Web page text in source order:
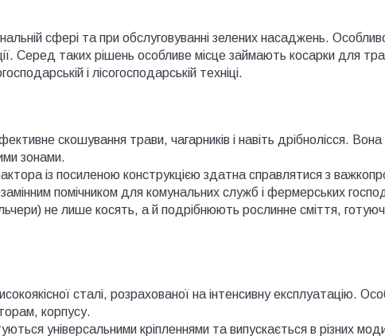
сфері та при обслуговуванні зелених насаджень.
Серед таких рішень особливе місце займають косарки для
і лісогосподарській техніці.
скошування трави, чагарників і навіть дрібнолісся.
зонами.
із посиленою конструкцією здатна справлятися з
помічником для комунальних служб і фермерських
не лише косять, а й подрібнюють рослинне сміття,
сталі, розрахованої на інтенсивну експлуатацію.
корпусу.
універсальними кріпленнями та випускається в різних